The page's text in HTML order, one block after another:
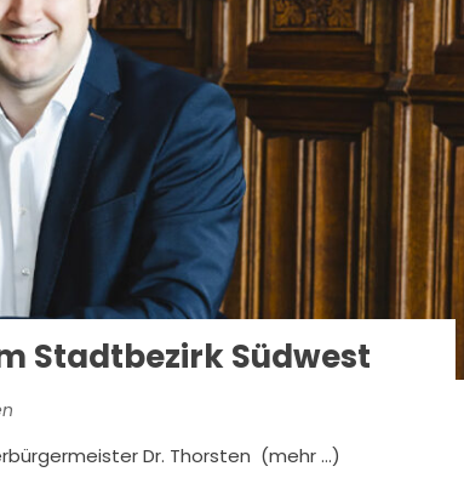
Stadtbezirk Südwest
Dr. Thorsten (mehr …)